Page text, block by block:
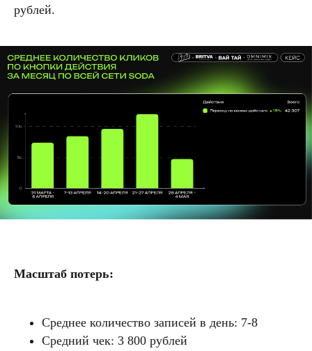
рублей.
Масштаб потерь:
Среднее количество записей в день: 7-8
Средний чек: 3 800 рублей